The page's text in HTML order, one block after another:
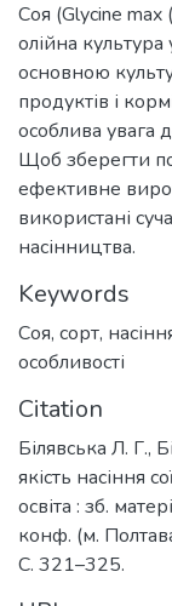
Соя (Glycine max
олійна культура
основною
продуктів і
особлива увага
Щоб зберегти
ефективне
використані
насінництва.
Keywords
Соя, сорт,
особливості
Citation
Білявська Л. Г.,
якість насіння
освіта : зб.
конф. (м.
С. 321–325.